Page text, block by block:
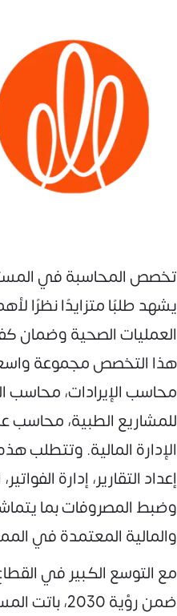
تخصص المحاسبة في
يشهد طلبًا متزايدًا نظرًا
العمليات الصحية وضمان
هذا التخصص مجموعة
محاسب الإيرادات، محاسب
للمشاريع الطبية، محاسب
الإدارة المالية. وتتطلب
إعداد التقارير، إدارة
وضبط المصروفات بما
والمالية المعتمدة في
مع التوسع الكبير في
ضمن رؤية